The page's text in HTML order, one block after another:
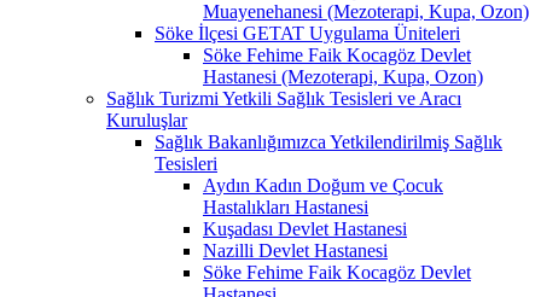
Muayenehanesi (Mezoterapi, Kupa, Ozon)
Söke İlçesi GETAT Uygulama Üniteleri
Söke Fehime Faik Kocagöz Devlet
Hastanesi (Mezoterapi, Kupa, Ozon)
Sağlık Turizmi Yetkili Sağlık Tesisleri ve Aracı
Kuruluşlar
Sağlık Bakanlığımızca Yetkilendirilmiş Sağlık
Tesisleri
Aydın Kadın Doğum ve Çocuk
Hastalıkları Hastanesi
Kuşadası Devlet Hastanesi
Nazilli Devlet Hastanesi
Söke Fehime Faik Kocagöz Devlet